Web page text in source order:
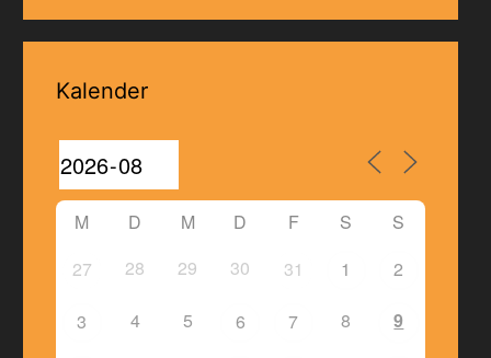
Kalender
M D M D F S
S
27
28 29 30 31 1 2
3 4 5 6 7 8 9